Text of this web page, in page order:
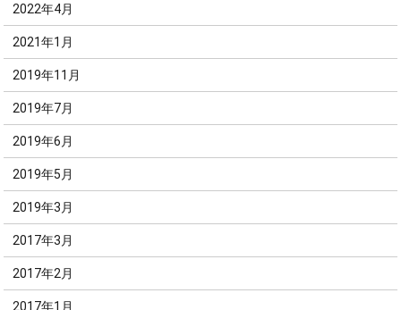
2022年4月
2021年1月
2019年11月
2019年7月
2019年6月
2019年5月
2019年3月
2017年3月
2017年2月
2017年1月